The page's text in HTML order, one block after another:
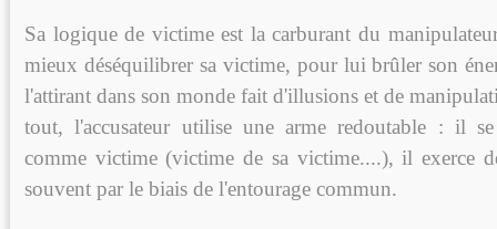
Sa logique de victime est la carburant du
mieux déséquilibrer sa victime, pour lui brûler son
l'attirant dans son monde fait d'illusions et de
tout, l'accusateur utilise une arme redoutable : il
comme victime (victime de sa victime....), il exerce
souvent par le biais de l'entourage commun.